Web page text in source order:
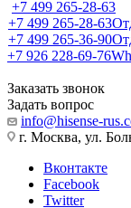
+7 499 265-28-63
+7 499 265-28-63
+7 499 265-36-90
+7 926 228-69-76
Заказать звонок
Задать вопрос
info@hisense-
г. Москва, ул.
Вконтакте
Facebook
Twitter